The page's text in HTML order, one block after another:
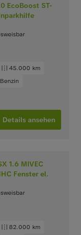
EcoBoost ST-
45.000 km
Benzin
Details ansehen
1.6 MIVEC
Fenster el.
82.000 km